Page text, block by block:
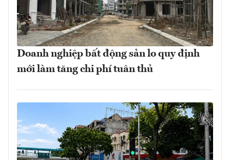
Doanh nghiệp bất động sản lo quy định
mới làm tăng chi phí tuân thủ